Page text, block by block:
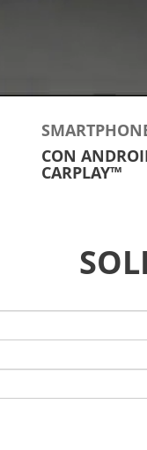
CON
CARPLAY™